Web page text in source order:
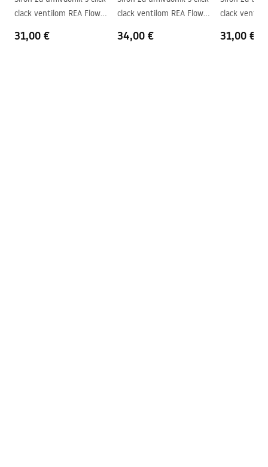
Otvor za slavinu
NE
clack ventilom REA Flow
31,00 €
clack ventilom REA Flow
34,00 €
clack
31,00 €